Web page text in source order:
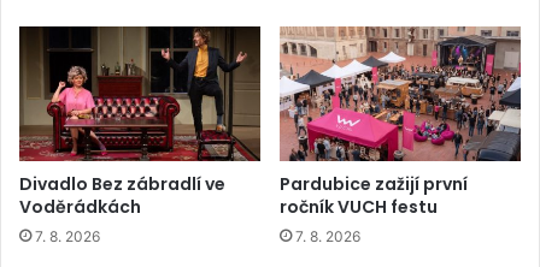
Divadlo Bez zábradlí ve
Voděrádkách
7. 8. 2026
Pardubice zažijí první
ročník VUCH festu
7. 8. 2026